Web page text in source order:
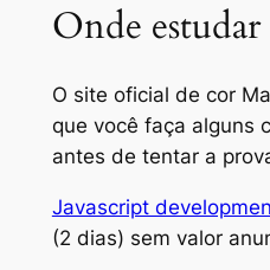
Onde estudar
O site oficial de cor
que você faça alguns
antes de tentar a
Javascript
(2 dias) sem valor